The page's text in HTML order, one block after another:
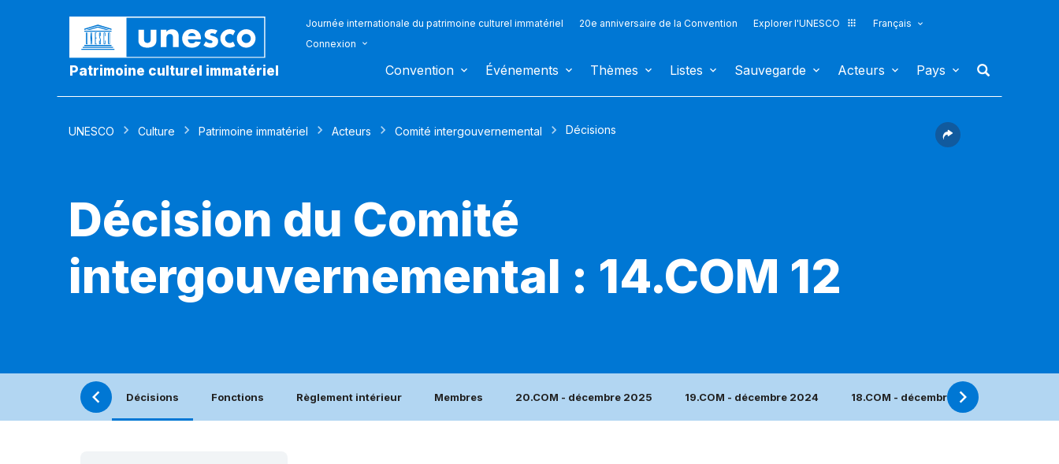
Patrimoine culturel immatériel
Journée internationale du patrimoine culturel immatériel 20e anniversaire de la Convention Explorer l'UNESCO
Français
Connexion
Convention Événements Thèmes Listes Sauvegarde Acteurs Pays
UNESCO Culture Patrimoine immatériel Acteurs Comité intergouvernemental Décisions
Décision du Comité
intergouvernemental : 14.COM 12
Décisions Fonctions Règlement intérieur Membres 20.COM - décembre 2025 19.COM - décembre 2024 18.COM - décembre 2023